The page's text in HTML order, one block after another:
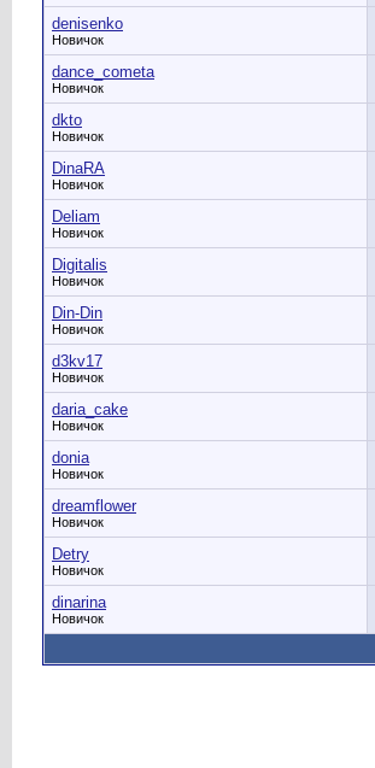
denisenko
Новичок
dance_cometa
Новичок
dkto
Новичок
DinaRA
Новичок
Deliam
Новичок
Digitalis
Новичок
Din-Din
Новичок
d3kv17
Новичок
daria_cake
Новичок
donia
Новичок
dreamflower
Новичок
Detry
Новичок
dinarina
Новичок